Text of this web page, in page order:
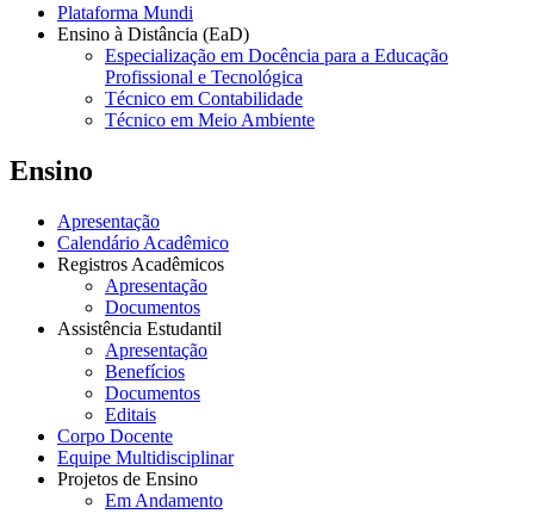
Plataforma Mundi
Ensino à Distância (EaD)
Especialização em Docência para a Educação
Profissional e Tecnológica
Técnico em Contabilidade
Técnico em Meio Ambiente
Ensino
Apresentação
Calendário Acadêmico
Registros Acadêmicos
Apresentação
Documentos
Assistência Estudantil
Apresentação
Benefícios
Documentos
Editais
Corpo Docente
Equipe Multidisciplinar
Projetos de Ensino
Em Andamento